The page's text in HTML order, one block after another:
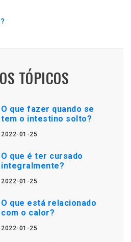
TÓPICOS
O que fazer quando se
tem o intestino solto?
2022-01-25
O que é ter cursado
integralmente?
2022-01-25
O que está relacionado
com o calor?
2022-01-25